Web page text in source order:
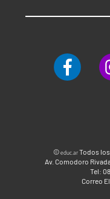
©educ.arTodos los
Av. Comodoro
Tel:
Correo